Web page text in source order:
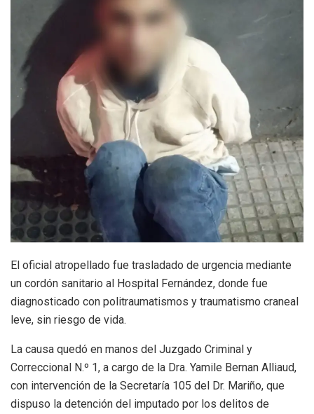
El oficial atropellado fue trasladado de urgencia mediante
un cordón sanitario al Hospital Fernández, donde fue
diagnosticado con politraumatismos y traumatismo craneal
leve, sin riesgo de vida.
La causa quedó en manos del Juzgado Criminal y
Correccional N.º 1, a cargo de la Dra. Yamile Bernan Alliaud,
con intervención de la Secretaría 105 del Dr. Mariño, que
dispuso la detención del imputado por los delitos de